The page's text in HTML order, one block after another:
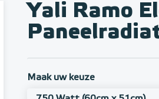
Yali Ramo
Maak uw keuze